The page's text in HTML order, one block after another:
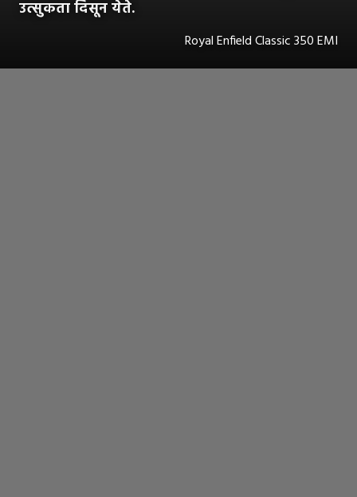
उत्सुकता दिसून येते.
Royal Enfield Classic 350 EMI